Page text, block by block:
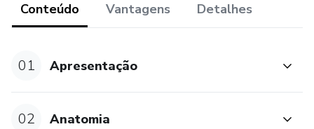
Conteúdo Vantagens Detalhes
01 Apresentação
02 Anatomia